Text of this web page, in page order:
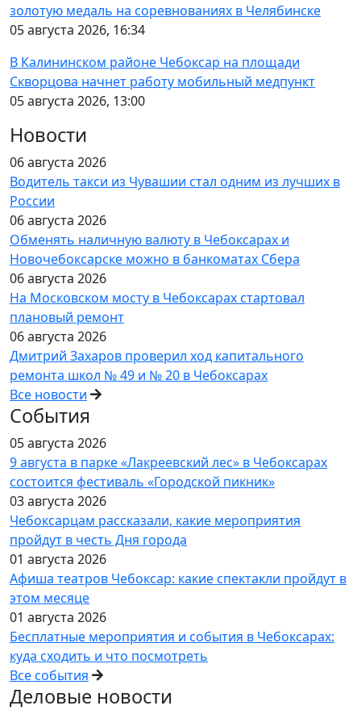
золотую медаль на соревнованиях в Челябинске
05 августа 2026, 16:34
В Калининском районе Чебоксар на площади
Скворцова начнет работу мобильный медпункт
05 августа 2026, 13:00
Новости
06 августа 2026
Водитель такси из Чувашии стал одним из лучших в
России
06 августа 2026
Обменять наличную валюту в Чебоксарах и
Новочебоксарске можно в банкоматах Сбера
06 августа 2026
На Московском мосту в Чебоксарах стартовал
плановый ремонт
06 августа 2026
Дмитрий Захаров проверил ход капитального
ремонта школ № 49 и № 20 в Чебоксарах
Все новости
События
05 августа 2026
9 августа в парке «Лакреевский лес» в Чебоксарах
состоится фестиваль «Городской пикник»
03 августа 2026
Чебоксарцам рассказали, какие мероприятия
пройдут в честь Дня города
01 августа 2026
Афиша театров Чебоксар: какие спектакли пройдут в
этом месяце
01 августа 2026
Бесплатные мероприятия и события в Чебоксарах:
куда сходить и что посмотреть
Все события
Деловые новости